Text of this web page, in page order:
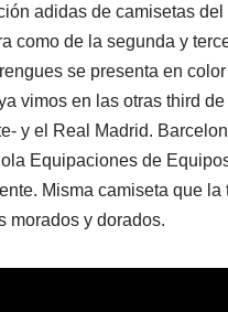
adidas de camisetas
como de la segunda y
se presenta en
vimos en las otras third
y el Real Madrid.
Equipaciones de
Misma camiseta que la
morados y dorados.